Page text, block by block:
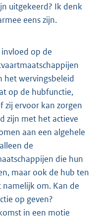
uitgekeerd? Ik denk
eens zijn.
op de
het wervingsbeleid
op de hubfunctie,
zij ervoor kan zorgen
zijn met het actieve
aan een algehele
de
die hun
maar ook de hub ten
om. Kan de
op geven?
in een motie